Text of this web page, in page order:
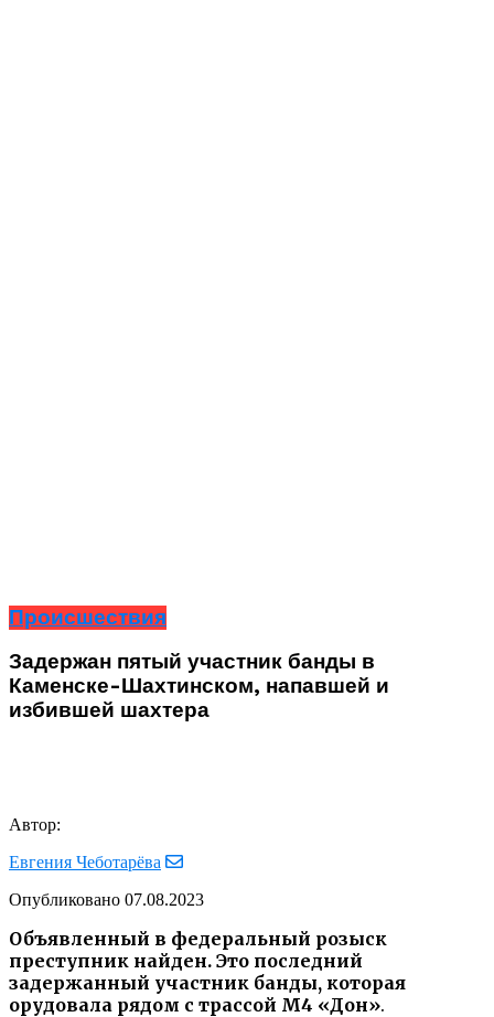
Происшествия
Задержан пятый участник банды в
Каменске-Шахтинском, напавшей и
избившей шахтера
Автор:
Евгения Чеботарёва
Опубликовано 07.08.2023
Объявленный в федеральный розыск
преступник найден. Это последний
задержанный участник банды, которая
орудовала рядом с трассой М4 «Дон».